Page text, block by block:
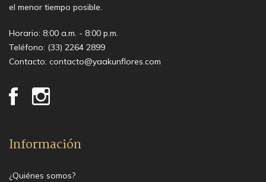
el menor tiempo posible.
Horario: 8:00 a.m. - 8:00 p.m.
Teléfono: (33) 2264 2899
Contacto: contacto@yaakunflores.com
Información
¿Quiénes somos?